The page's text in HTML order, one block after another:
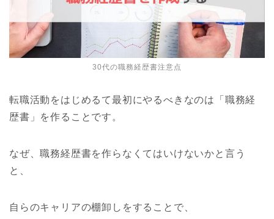
30代の職務経歴書注意点
転職活動をはじめるて最初にやるべきなのは「職務経
歴書」を作ることです。
なぜ、職務経歴書を作らなくてはいけないかと言う
と、
自らのキャリアの棚卸しをすることで、